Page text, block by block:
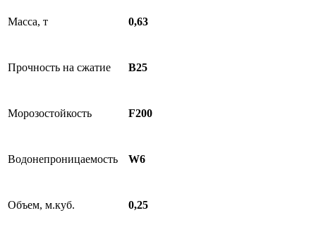
Масса, т 0,63
Прочность на сжатие B25
Морозостойкость F200
Водонепроницаемость W6
Объем, м.куб. 0,25